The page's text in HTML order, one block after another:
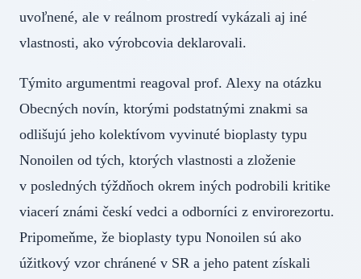
uvoľnené, ale v reálnom prostredí vykázali aj iné
vlastnosti, ako výrobcovia deklarovali.
Týmito argumentmi reagoval prof. Alexy na otázku
Obecných novín, ktorými podstatnými znakmi sa
odlišujú jeho kolektívom vyvinuté bioplasty typu
Nonoilen od tých, ktorých vlastnosti a zloženie
v posledných týždňoch okrem iných podrobili kritike
viacerí známi českí vedci a odborníci z envirorezortu.
Pripomeňme, že bioplasty typu Nonoilen sú ako
úžitkový vzor chránené v SR a jeho patent získali